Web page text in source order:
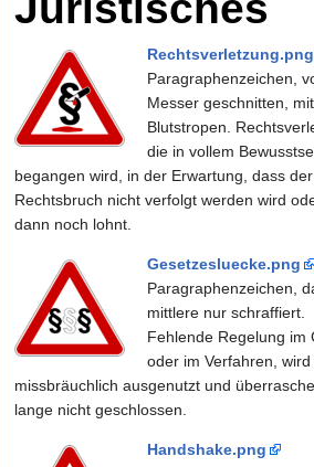
Rechtsverletzung.png
Paragraphenzeichen,
Messer geschnitten, mit
Blutstropen.
die in vollem
begangen wird, in der Erwartung, dass der
Rechtsbruch nicht verfolgt werden wird
dann noch lohnt.
Gesetzesluecke.png
Paragraphenzeichen,
mittlere nur schraffiert.
Fehlende Regelung im
oder im Verfahren,
missbräuchlich ausgenutzt und
lange nicht geschlossen.
Handshake.png